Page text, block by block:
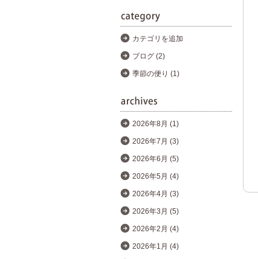
カテゴリを追加
ブログ (2)
季節の便り (1)
2026年8月 (1)
2026年7月 (3)
2026年6月 (5)
2026年5月 (4)
2026年4月 (3)
2026年3月 (5)
2026年2月 (4)
2026年1月 (4)